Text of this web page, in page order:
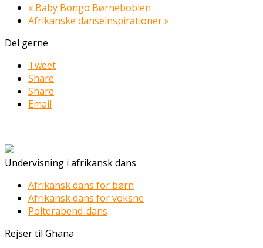
« Baby Bongo Børneboblen
Afrikanske danseinspirationer»
Del gerne
Tweet
Share
Share
Email
Undervisning i afrikansk dans
Afrikansk dans for børn
Afrikansk dans for voksne
Polterabend-dans
Rejser til Ghana